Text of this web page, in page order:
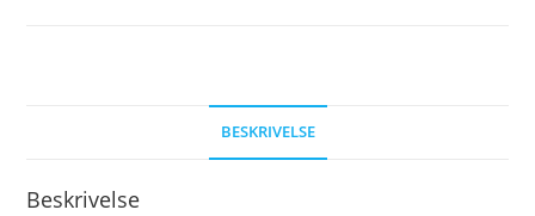
BESKRIVELSE
Beskrivelse